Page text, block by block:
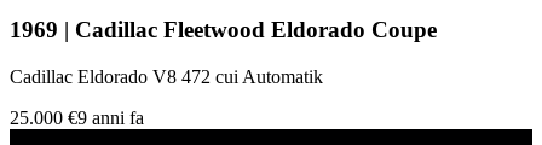
1969 | Cadillac Fleetwood Eldorado Coupe
Cadillac Eldorado V8 472 cui Automatik
25.000 €9 anni fa